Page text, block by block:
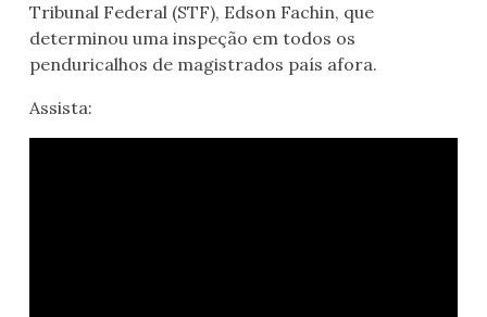
Tribunal Federal (STF), Edson Fachin, que
determinou uma inspeção em todos os
penduricalhos de magistrados país afora.
Assista: